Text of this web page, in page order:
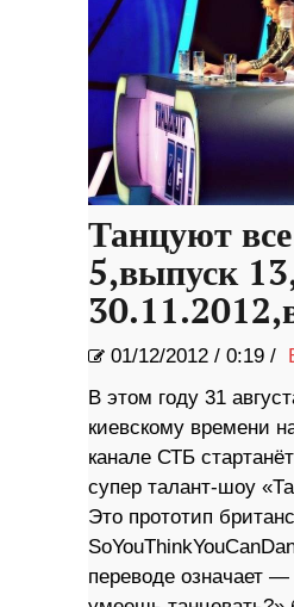
Танцуют все
5,выпуск
01/12/2012 / 0:19 /
В этом году 31
киевскому времени
канале СТБ
супер талант-шоу
Это прототип
переводе означает